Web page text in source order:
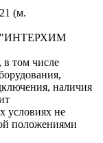
(м.
"ИНТЕРХИМ
в том числе
наличия
условиях не
положениями